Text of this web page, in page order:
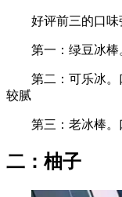
好评前三的口味
第一：绿豆冰
第二：可乐冰
较腻
第三：老冰棒
二：柚子